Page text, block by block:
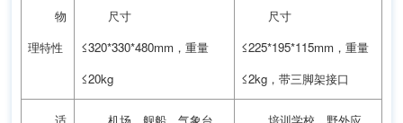
物
理特性
尺寸
≤320*330*480mm，重量
≤20kg
尺寸
≤225*195*115mm，重量
≤2kg，带三脚架接口